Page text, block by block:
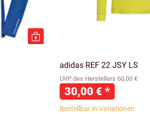
adidas REF 22 JSY LS
UVP des Herstellers 60,00 €
30,00 € *
Bestellbar in Variationen